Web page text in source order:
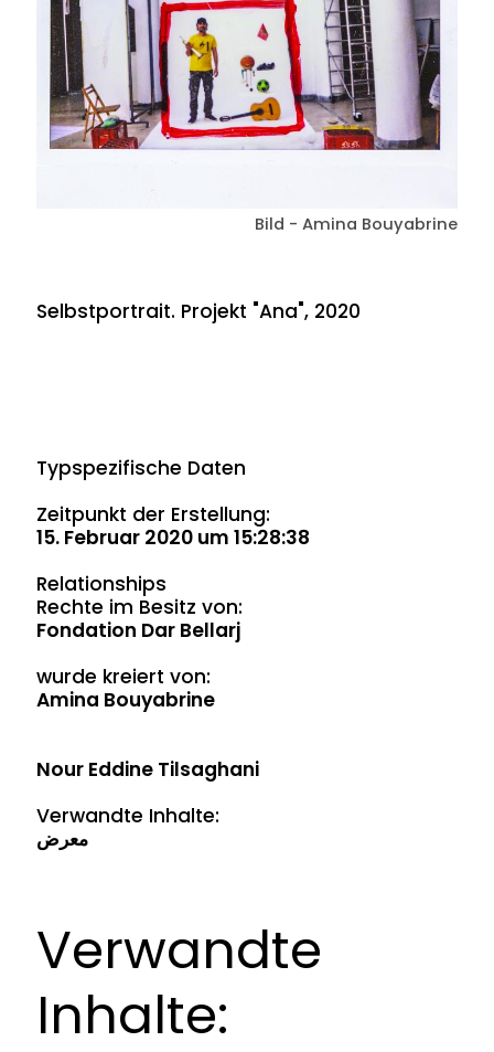
Bild - Amina Bouyabrine
Selbstportrait. Projekt "Ana", 2020
Typspezifische Daten
Zeitpunkt der Erstellung:
15. Februar 2020 um 15:28:38
Relationships
Rechte im Besitz von:
Fondation Dar Bellarj
wurde kreiert von:
Amina Bouyabrine
Nour Eddine Tilsaghani
Verwandte Inhalte:
معرض
Verwandte
Inhalte: